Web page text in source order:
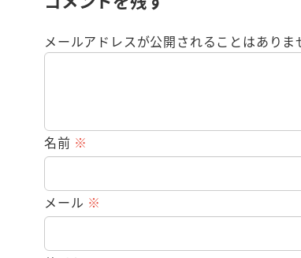
メールアドレスが公開されることはありま
名前 ※
メール ※